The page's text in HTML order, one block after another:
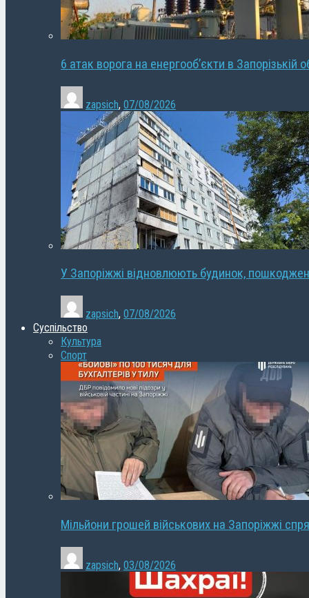
6 атак ворога на енергооб’єкти в Запорізькій
zapsich, 07/08/2026
У Запоріжжі відновлюють будинок,
zapsich, 07/08/2026
Суспільство
Культура
Спорт
Мільйони грошей військових на Запоріжжі
zapsich, 03/08/2026